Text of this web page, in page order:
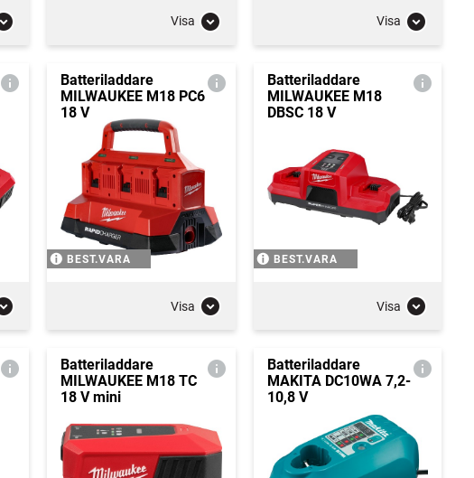
Visa Visa
Batteriladdare
MILWAUKEE M18 PC6
18 V
BEST.VARA
Visa
Batteriladdare
MILWAUKEE M18
DBSC 18 V
BEST.VARA
Visa
Batteriladdare
MILWAUKEE M18 TC
18 V mini
Batteriladdare
MAKITA DC10WA 7,2-
10,8 V